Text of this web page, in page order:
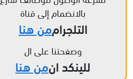
بالانضمام إلى قناة
التلجراممن هنا
وصفحتنا على ال
للينكد انمن هنا